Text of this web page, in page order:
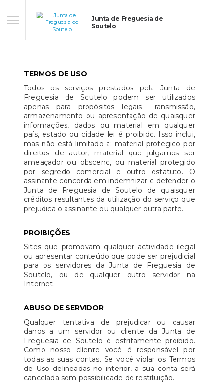
Junta de Freguesia de
Soutelo
TERMOS DE USO
Todos os serviços prestados pela Junta de
Freguesia de Soutelo podem ser utilizados
apenas para propósitos legais. Transmissão,
armazenamento ou apresentação de quaisquer
informações, dados ou material em qualquer
país, estado ou cidade lei é proibido. Isso inclui,
mas não está limitado a: material protegido por
direitos de autor, material que julgamos ser
ameaçador ou obsceno, ou material protegido
por segredo comercial e outro estatuto. O
assinante concorda em indemnizar e defender o
Junta de Freguesia de Soutelo de quaisquer
créditos resultantes da utilização do serviço que
prejudica o assinante ou qualquer outra parte.
PROIBIÇÕES
Sites que promovam qualquer actividade ilegal
ou apresentar conteúdo que pode ser prejudicial
para os servidores da Junta de Freguesia de
Soutelo, ou de qualquer outro servidor na
Internet.
ABUSO DE SERVIDOR
Qualquer tentativa de prejudicar ou causar
danos a um servidor ou cliente da Junta de
Freguesia de Soutelo é estritamente proibido.
Como nosso cliente você é responsável por
todas as suas contas. Se você violar os Termos
de Uso delineadas no interior, a sua conta será
cancelada sem possibilidade de restituição.